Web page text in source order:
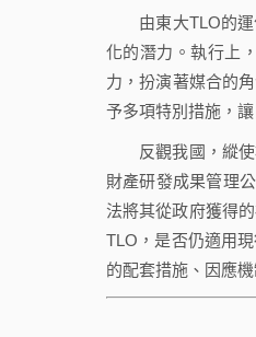
由東大TLO的運
化的潛力。執行上
力，扮演著媒合的
予多項特別措施，
反觀我國，縱使
財產研發成果管理
法將其從政府獲得
TLO，是否仍適用
的配套措施、因應